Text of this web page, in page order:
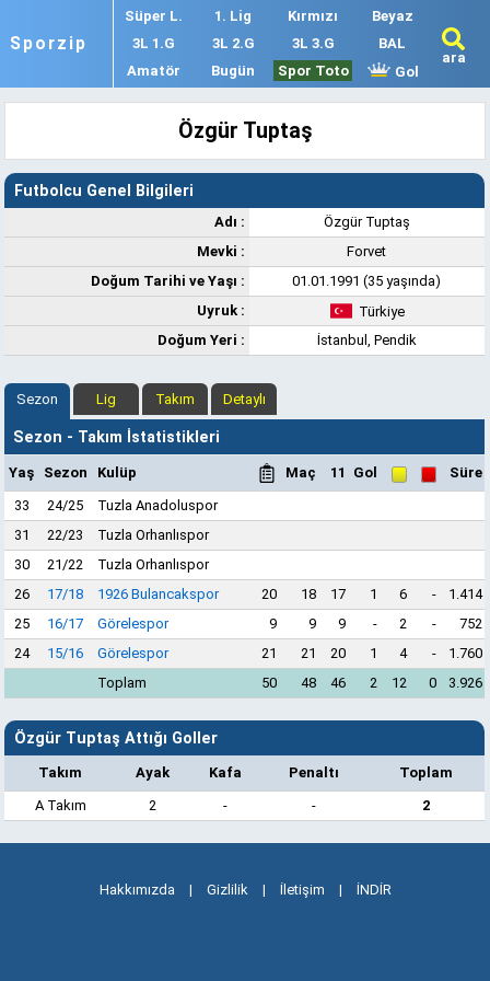
Sporzip
Süper L. 1. Lig Kırmızı
Beyaz
3L 1.G
3L 2.G 3L 3.G
BAL
Amatör
Bugün Spor Toto Gol
ara
Özgür Tuptaş
Futbolcu Genel Bilgileri
Adı :
Özgür Tuptaş
Mevki :
Forvet
Doğum Tarihi ve Yaşı :
01.01.1991 (35 yaşında)
Uyruk :
Türkiye
Doğum Yeri :
İstanbul, Pendik
Sezon Lig Takım Detaylı
Sezon - Takım İstatistikleri
Yaş Sezon Kulüp Maç 11 Gol
Süre
33
24/25
Tuzla Anadoluspor
31
22/23
Tuzla Orhanlıspor
30
21/22
Tuzla Orhanlıspor
26
17/18 1926 Bulancakspor 20 18 17 1 6 -
1.414
25
16/17 Görelespor 9 9 9 - 2 -
752
24
15/16 Görelespor 21 21 20 1 4 -
1.760
Toplam
50 48 46 2 12 0 3.926
Özgür Tuptaş Attığı Goller
Takım Ayak Kafa Penaltı
Toplam
A Takım
2 - - 2
Hakkımızda | Gizlilik | İletişim | İNDİR